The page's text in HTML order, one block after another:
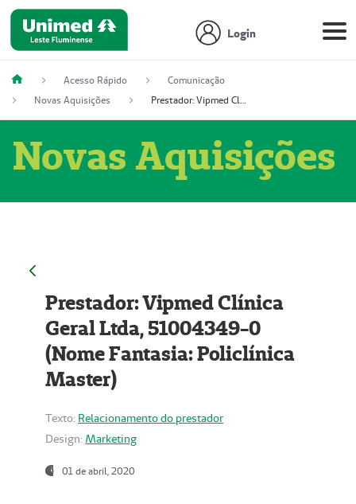
Login
Acesso Rápido
Comunicação
Novas Aquisições
Prestador: Vipmed Clínica Geral Ltda, 51004349-0 (Nome Fantasia: Policlínica Master)
Novas Aquisições
Prestador: Vipmed Clínica
Geral Ltda, 51004349-0
(Nome Fantasia: Policlínica
Master)
Texto: Relacionamento do prestador
Design: Marketing
01 de abril, 2020